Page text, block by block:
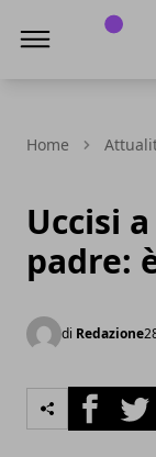
Home
Uccisi
padre:
di Redazione
Facebook